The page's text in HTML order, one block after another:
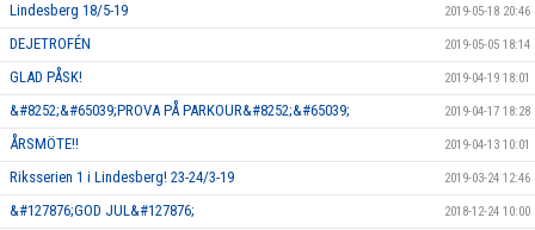
Lindesberg 18/5-19 2019-05-18 20:46
DEJETROFÉN 2019-05-05 18:14
GLAD PÅSK! 2019-04-19 18:01
&#8252;&#65039;PROVA PÅ PARKOUR&#8252;&#65039; 2019-04-17 18:28
ÅRSMÖTE!! 2019-04-13 10:01
Riksserien 1 i Lindesberg! 23-24/3-19 2019-03-24 12:46
&#127876;GOD JUL&#127876; 2018-12-24 10:00